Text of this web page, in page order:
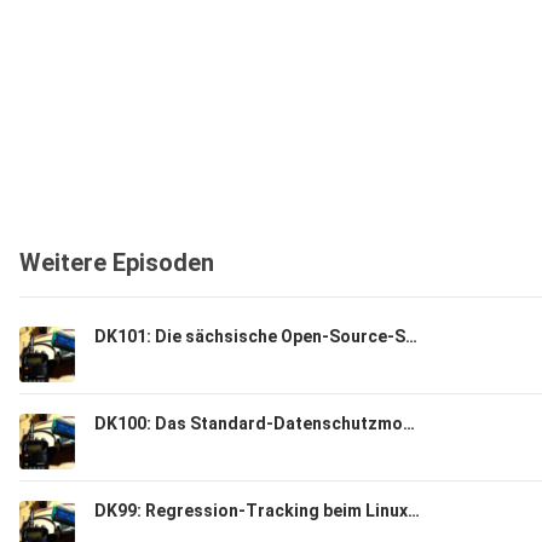
Weitere Episoden
DK101: Die sächsische Open-Source-Strategie
DK100: Das Standard-Datenschutzmodell
DK99: Regression-Tracking beim Linux Kernel